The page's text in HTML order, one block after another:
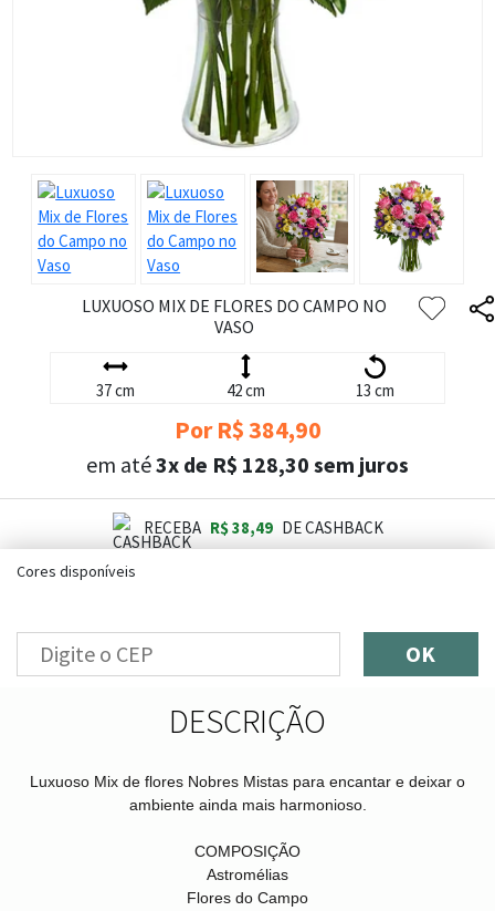
LUXUOSO MIX DE FLORES DO CAMPO NO
VASO
37 cm 42 cm 13 cm
Por R$ 384,90
em até3x de R$ 128,30 sem juros
RECEBA R$ 38,49 DE CASHBACK
Cores disponíveis
OK
DESCRIÇÃO
Luxuoso Mix de flores Nobres Mistas para encantar e deixar o
ambiente ainda mais harmonioso.
COMPOSIÇÃO
Astromélias
Flores do Campo